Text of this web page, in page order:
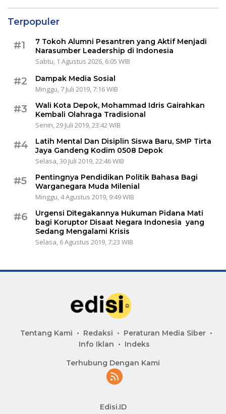
Terpopuler
#1
7 Tokoh Alumni Pesantren yang Aktif Menjadi
Narasumber Leadership di Indonesia
Sabtu, 1 Agustus 2026, 6:05 WIB
#2
Dampak Media Sosial
Minggu, 7 Juli 2019, 7:16 WIB
#3
Wali Kota Depok, Mohammad Idris Gairahkan
Kembali Olahraga Tradisional
Senin, 29 Juli 2019, 23:42 WIB
#4
Latih Mental Dan Disiplin Siswa Baru, SMP Tirta
Jaya Gandeng Kodim 0508 Depok
Selasa, 30 Juli 2019, 22:46 WIB
#5
Pentingnya Pendidikan Politik Bahasa Bagi
Warganegara Muda Milenial
Minggu, 4 Agustus 2019, 9:49 WIB
#6
Urgensi Ditegakannya Hukuman Pidana Mati
bagi Koruptor Disaat Negara Indonesia yang
Sedang Mengalami Krisis
Selasa, 6 Agustus 2019, 7:23 WIB
Tentang Kami Redaksi
Peraturan Media Siber
Info Iklan
Indeks
Terhubung Dengan Kami
Edisi.ID